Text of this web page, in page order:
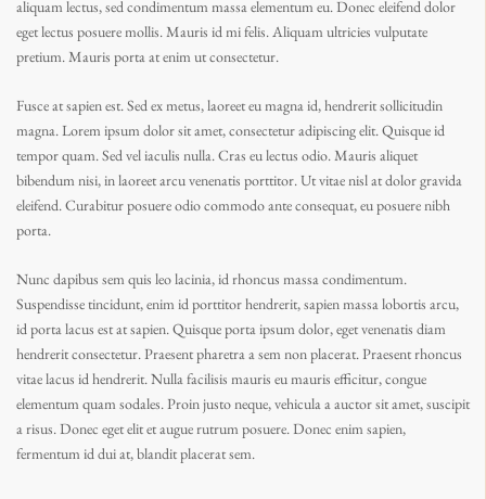
aliquam lectus, sed condimentum massa elementum eu. Donec eleifend dolor
eget lectus posuere mollis. Mauris id mi felis. Aliquam ultricies vulputate
pretium. Mauris porta at enim ut consectetur.
Fusce at sapien est. Sed ex metus, laoreet eu magna id, hendrerit sollicitudin
magna. Lorem ipsum dolor sit amet, consectetur adipiscing elit. Quisque id
tempor quam. Sed vel iaculis nulla. Cras eu lectus odio. Mauris aliquet
bibendum nisi, in laoreet arcu venenatis porttitor. Ut vitae nisl at dolor gravida
eleifend. Curabitur posuere odio commodo ante consequat, eu posuere nibh
porta.
Nunc dapibus sem quis leo lacinia, id rhoncus massa condimentum.
Suspendisse tincidunt, enim id porttitor hendrerit, sapien massa lobortis arcu,
id porta lacus est at sapien. Quisque porta ipsum dolor, eget venenatis diam
hendrerit consectetur. Praesent pharetra a sem non placerat. Praesent rhoncus
vitae lacus id hendrerit. Nulla facilisis mauris eu mauris efficitur, congue
elementum quam sodales. Proin justo neque, vehicula a auctor sit amet, suscipit
a risus. Donec eget elit et augue rutrum posuere. Donec enim sapien,
fermentum id dui at, blandit placerat sem.